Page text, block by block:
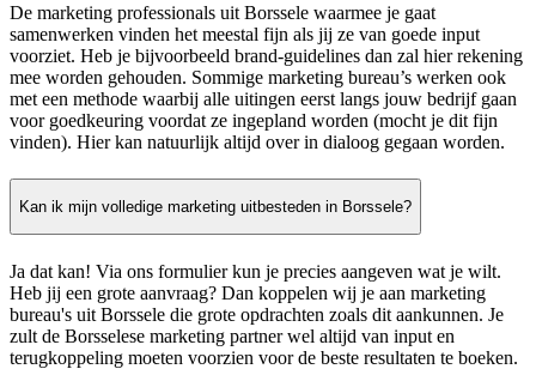
De marketing professionals uit Borssele waarmee je gaat
samenwerken vinden het meestal fijn als jij ze van goede input
voorziet. Heb je bijvoorbeeld brand-guidelines dan zal hier rekening
mee worden gehouden. Sommige marketing bureau’s werken ook
met een methode waarbij alle uitingen eerst langs jouw bedrijf gaan
voor goedkeuring voordat ze ingepland worden (mocht je dit fijn
vinden). Hier kan natuurlijk altijd over in dialoog gegaan worden.
Kan ik mijn volledige marketing uitbesteden in Borssele?
Ja dat kan! Via ons formulier kun je precies aangeven wat je wilt.
Heb jij een grote aanvraag? Dan koppelen wij je aan marketing
bureau's uit Borssele die grote opdrachten zoals dit aankunnen. Je
zult de Borsselese marketing partner wel altijd van input en
terugkoppeling moeten voorzien voor de beste resultaten te boeken.